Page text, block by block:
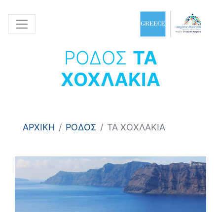
ΡΟΔΟΣ ΤΑ
ΧΟΧΛΑΚΙΑ
ΑΡΧΙΚΗ ΡΟΔΟΣ ΤΑ ΧΟΧΛΑΚΙΑ